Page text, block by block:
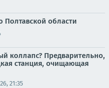
Полтавской области
коллапс? Предварительно,
станция, очищающая
21:35